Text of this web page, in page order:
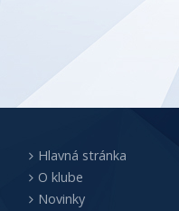
Hlavná stránka
O klube
Novinky